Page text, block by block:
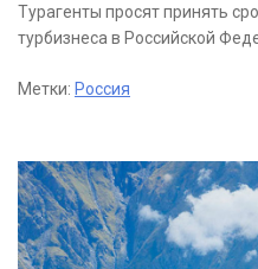
Турагенты просят принять
турбизнеса в Российской
Метки: Россия